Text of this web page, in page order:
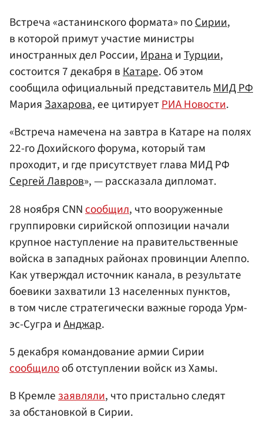
Встреча «астанинского формата» поСирии,
в которой примут участие министры
иностранных дел России,ИранаиТурции,
состоится 7 декабря вКатаре. Об этом
сообщила официальный представительМИДРФ
МарияЗахарова, ее цитируетРИА Новости.
«Встреча намечена на завтра в Катаре на полях
22-го Дохийского форума, который там
проходит, и где присутствует глава МИД РФ
Сергей Лавров», — рассказала дипломат.
28 ноября CNN сообщил, что вооруженные
группировки сирийской оппозиции начали
крупное наступление на правительственные
войска в западных районах провинции Алеппо.
Как утверждал источник канала, в результате
боевики захватили 13 населенных пунктов,
в том числе стратегически важные города Урм-
эс-Сугра иАнджар.
5 декабря командование армии Сирии
сообщилооб отступлении войск из Хамы.
В Кремлезаявляли, что пристально следят
за обстановкой в Сирии.